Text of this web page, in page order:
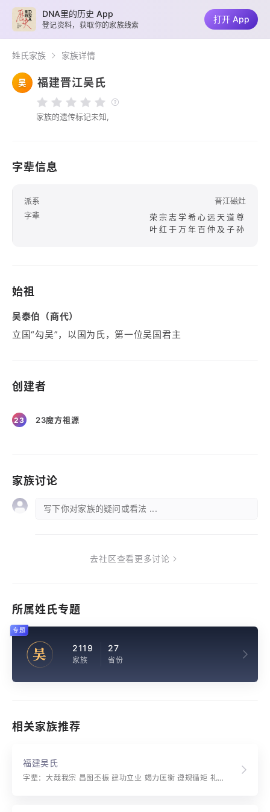
姓氏家族 家族详情
吴 福建晋江吴氏
家族的遗传标记未知,
字辈信息
派系
晋江磁灶
字辈
荣宗志学希心远天道尊
叶红于万年百仲及子孙
始祖
吴泰伯（商代）
立国“勾吴”，以国为氏，第一位吴国君主
创建者
23 23魔方祖源
家族讨论
写下你对家族的疑问或看法 ...
去社区查看更多讨论
所属姓氏专题
吴 2119
家族
27
省份
专题
相关家族推荐
福建吴氏
字辈：大哉我宗 昌图丕振 建功立业 竭力匡衡 遵规循矩 礼义廉节 制度考文 称先则昔 忠良发着 孝顺并行 永为世守 垂裕后昆
DNA里的历史 App
登记资料，获取你的家族线索
打开 App